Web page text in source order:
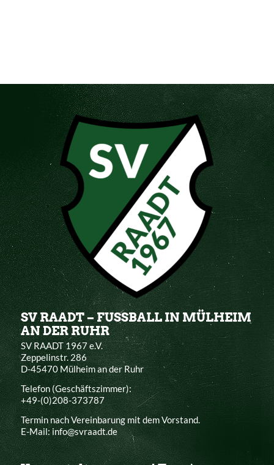
SV RAADT – FUSSBALL IN MÜLHEIM
AN DER RUHR
SV RAADT 1967 e.V.
Zeppelinstr. 286
D-45470 Mülheim an der Ruhr
Telefon (Geschäftszimmer):
+49-(0)208-373787
Termin nach Vereinbarung mit dem Vorstand.
E-Mail: info@svraadt.de